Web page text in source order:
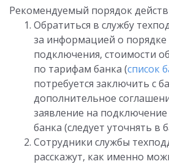
Рекомендуемый порядок
Обратиться в службу
за информацией о порядке
подключения, стоимости
по тарифам банка (список
потребуется заключить с
дополнительное
заявление на
банка (следует уточнять в
Сотрудники службы
расскажут, как именно